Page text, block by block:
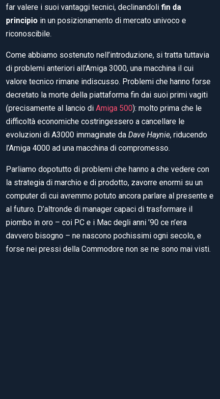
far valere i suoi vantaggi tecnici, declinandoli fin da
principio in un posizionamento di mercato univoco e
riconoscibile.
Come abbiamo sostenuto nell’introduzione, si tratta tuttavia
di problemi anteriori all’Amiga 3000, una macchina il cui
valore tecnico rimane indiscusso. Problemi che hanno forse
decretato la morte della piattaforma fin dai suoi primi vagiti
(precisamente al lancio di Amiga 500): molto prima che le
difficoltà economiche costringessero a cancellare le
evoluzioni di A3000 immaginate da Dave Haynie, riducendo
l’Amiga 4000 ad una macchina di compromesso.
Parliamo dopotutto di problemi che hanno a che vedere con
la strategia di marchio e di prodotto, zavorre enormi su un
computer di cui avremmo potuto ancora parlare al presente e
al futuro. D’altronde di manager capaci di trasformare il
piombo in oro – coi PC e i Mac degli anni ’90 ce n’era
davvero bisogno – ne nascono pochissimi ogni secolo, e
forse nei pressi della Commodore non se ne sono mai visti.